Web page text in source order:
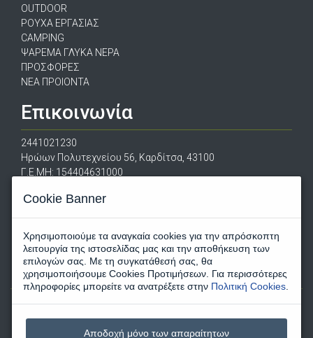
OUTDOOR
ΡΟΥΧΑ ΕΡΓΑΣΙΑΣ
CAMPING
ΨΑΡΕΜΑ ΓΛΥΚΑ ΝΕΡΑ
ΠΡΟΣΦΟΡΕΣ
ΝΕΑ ΠΡΟΙΟΝΤΑ
Επικοινωνία
2441021230
Ηρώων Πολυτεχνείου 56, Καρδίτσα, 43100
Γ.Ε.ΜΗ: 154404631000
Cookie Banner
Χρησιμοποιούμε τα αναγκαία cookies για την απρόσκοπτη
λειτουργία της ιστοσελίδας μας και την αποθήκευση των
επιλογών σας. Με τη συγκατάθεσή σας, θα
χρησιμοποιήσουμε Cookies Προτιμήσεων. Για περισσότερες
πληροφορίες μπορείτε να ανατρέξετε στην Πολιτική Cookies.
Αποδοχή μόνο των απαραίτητων